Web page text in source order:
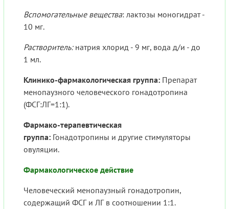
Вспомогательные вещества: лактозы моногидрат -
10 мг.
Растворитель:натрия хлорид - 9 мг, вода д/и - до
1 мл.
Клинико-фармакологическая группа: Препарат
менопаузного человеческого гонадотропина
(ФСГ:ЛГ=1:1).
Фармако-терапевтическая
группа: Гонадотропины и другие стимуляторы
овуляции.
Фармакологическое действие
Человеческий менопаузный гонадотропин,
содержащий ФСГ и ЛГ в соотношении 1:1.